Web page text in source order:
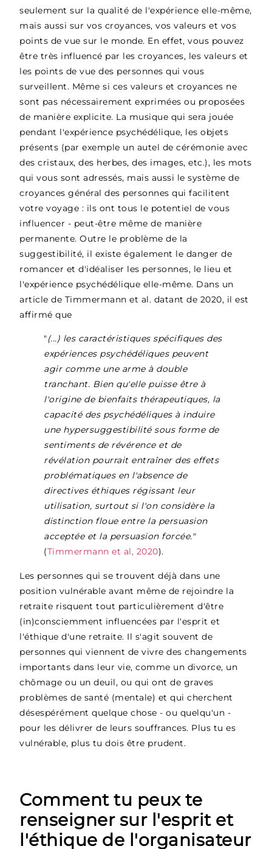
seulement sur la qualité de l'expérience elle-même,
mais aussi sur vos croyances, vos valeurs et vos
points de vue sur le monde. En effet, vous pouvez
être très influencé par les croyances, les valeurs et
les points de vue des personnes qui vous
surveillent. Même si ces valeurs et croyances ne
sont pas nécessairement exprimées ou proposées
de manière explicite. La musique qui sera jouée
pendant l'expérience psychédélique, les objets
présents (par exemple un autel de cérémonie avec
des cristaux, des herbes, des images, etc.), les mots
qui vous sont adressés, mais aussi le système de
croyances général des personnes qui facilitent
votre voyage : ils ont tous le potentiel de vous
influencer - peut-être même de manière
permanente. Outre le problème de la
suggestibilité, il existe également le danger de
romancer et d'idéaliser les personnes, le lieu et
l'expérience psychédélique elle-même. Dans un
article de Timmermann et al. datant de 2020, il est
affirmé que
"(...) les caractéristiques spécifiques des
expériences psychédéliques peuvent
agir comme une arme à double
tranchant. Bien qu'elle puisse être à
l'origine de bienfaits thérapeutiques, la
capacité des psychédéliques à induire
une hypersuggestibilité sous forme de
sentiments de révérence et de
révélation pourrait entraîner des effets
problématiques en l'absence de
directives éthiques régissant leur
utilisation, surtout si l'on considère la
distinction floue entre la persuasion
acceptée et la persuasion forcée."
(Timmermann et al, 2020).
Les personnes qui se trouvent déjà dans une
position vulnérable avant même de rejoindre la
retraite risquent tout particulièrement d'être
(in)consciemment influencées par l'esprit et
l'éthique d'une retraite. Il s'agit souvent de
personnes qui viennent de vivre des changements
importants dans leur vie, comme un divorce, un
chômage ou un deuil, ou qui ont de graves
problèmes de santé (mentale) et qui cherchent
désespérément quelque chose - ou quelqu'un -
pour les délivrer de leurs souffrances. Plus tu es
vulnérable, plus tu dois être prudent.
Comment tu peux te
renseigner sur l'esprit et
l'éthique de l'organisateur